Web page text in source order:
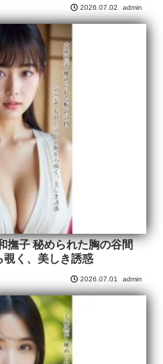
2026.07.02 admin
撫子 秘められた胸の谷間
覗く、美しき誘惑
2026.07.01 admin